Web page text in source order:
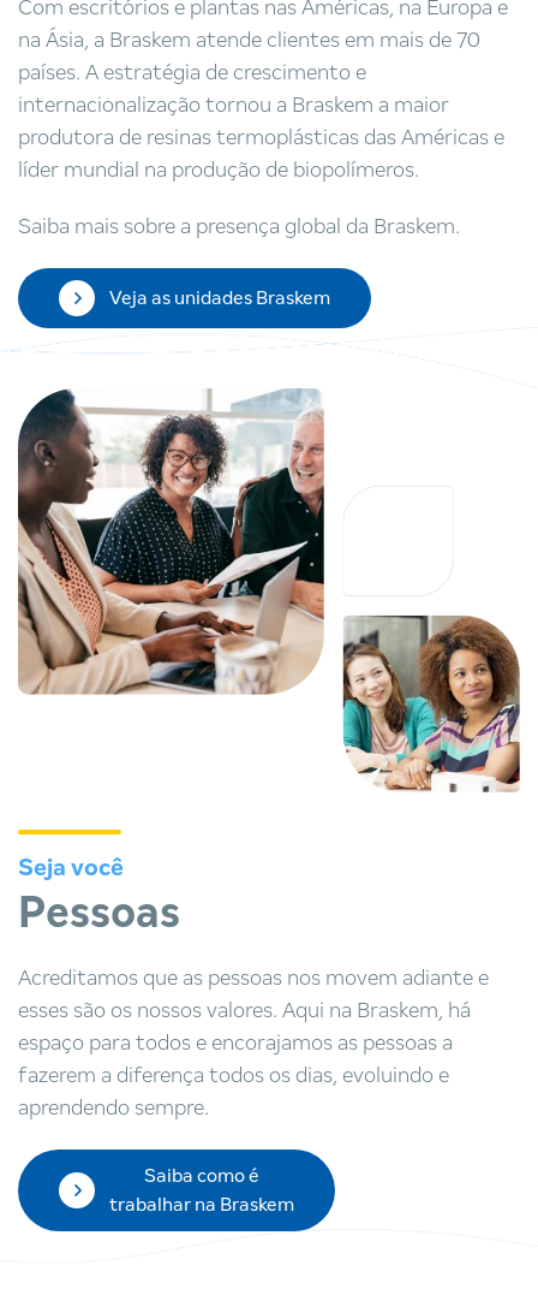
Com escritórios e plantas nas Américas, na Europa e
na Ásia, a Braskem atende clientes em mais de 70
países. A estratégia de crescimento e
internacionalização tornou a Braskem a maior
produtora de resinas termoplásticas das Américas e
líder mundial na produção de biopolímeros.
Saiba mais sobre a presença global da Braskem.
Veja as unidades Braskem
Seja você
Pessoas
Acreditamos que as pessoas nos movem adiante e
esses são os nossos valores. Aqui na Braskem, há
espaço para todos e encorajamos as pessoas a
fazerem a diferença todos os dias, evoluindo e
aprendendo sempre.
Saiba como é
trabalhar na Braskem